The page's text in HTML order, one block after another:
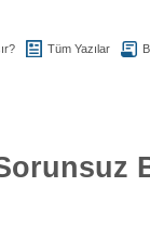
Tüm Yazılar